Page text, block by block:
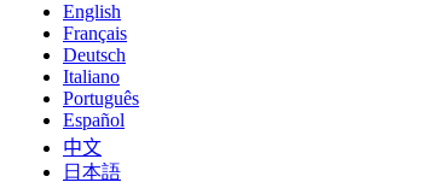
English
Français
Deutsch
Italiano
Português
Español
中文
日本語